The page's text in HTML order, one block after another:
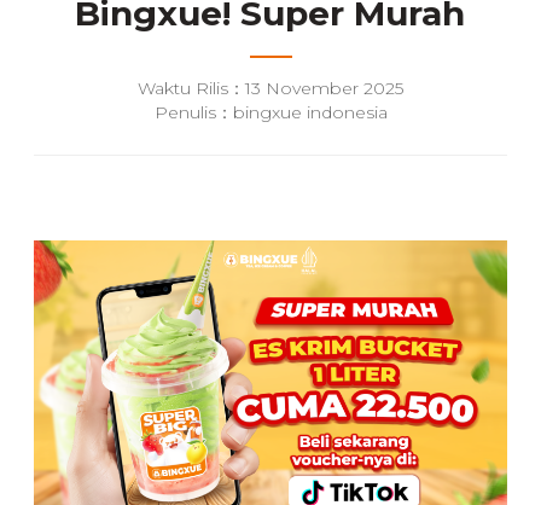
Bingxue! Super Murah
Waktu Rilis：13 November 2025
Penulis：bingxue indonesia